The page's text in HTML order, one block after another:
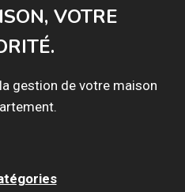
VOTRE
gestion de votre maison